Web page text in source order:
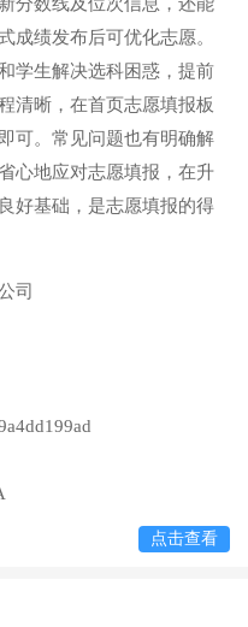
成绩发布后可优化志愿。
学生解决选科困惑，提前
清晰，在首页志愿填报板
可。常见问题也有明确解
心地应对志愿填报，在升
好基础，是志愿填报的得
司
点击查看